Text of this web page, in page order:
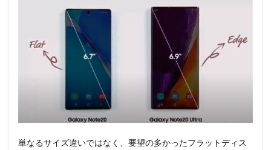
単なるサイズ違いではなく、要望の多かったフラットディス